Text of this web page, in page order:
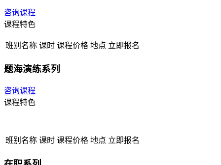
咨询课程
课程特色
班别名称 课时 课程价格 地点 立即报名
题海演练系列
咨询课程
课程特色
班别名称 课时 课程价格 地点 立即报名